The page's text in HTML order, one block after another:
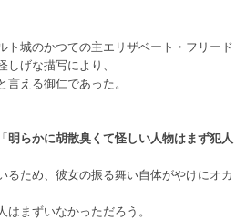
ト城のかつての主エリザベート・フリード
げな描写により、
える御仁であった。
明らかに胡散臭くて怪しい人物はまず犯人
るため、彼女の振る舞い自体がやけにオカ
まずいなかっただろう。